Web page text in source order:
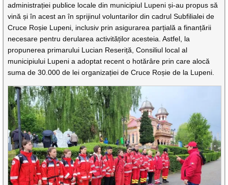
administrației publice locale din municipiul Lupeni și-au propus să
vină și în acest an în sprijinul voluntarilor din cadrul Subfilialei de
Cruce Roșie Lupeni, inclusiv prin asigurarea parțială a finanțării
necesare pentru derularea activităților acesteia. Astfel, la
propunerea primarului Lucian Reseriță, Consiliul local al
municipiului Lupeni a adoptat recent o hotărâre prin care alocă
suma de 30.000 de lei organizației de Cruce Roșie de la Lupeni.